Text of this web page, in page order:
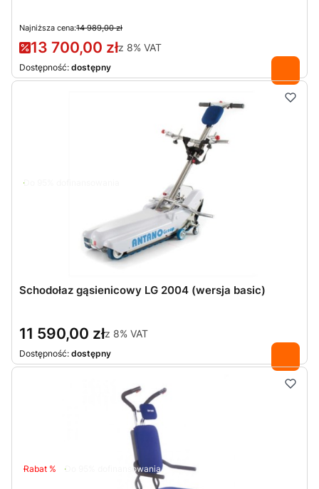
13 700,00 złz 8% VAT
Najniższa cena:14 989,00 zł
Dostępność: dostępny
Do 95% dofinansowania
Schodołaz gąsienicowy LG 2004 (wersja basic)
11 590,00 złz 8% VAT
Dostępność: dostępny
Rabat % Do 95% dofinansowania